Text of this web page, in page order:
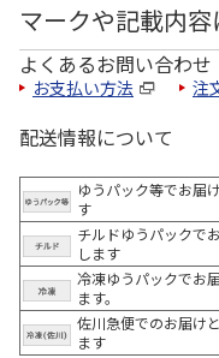
マークや記載内容
よくあるお問い合わせ
お支払い方法 注
配送情報について
ゆうパック等でお届
す
チルドゆうパックで
します
冷凍ゆうパックでお
ます。
佐川急便でのお届け
ます